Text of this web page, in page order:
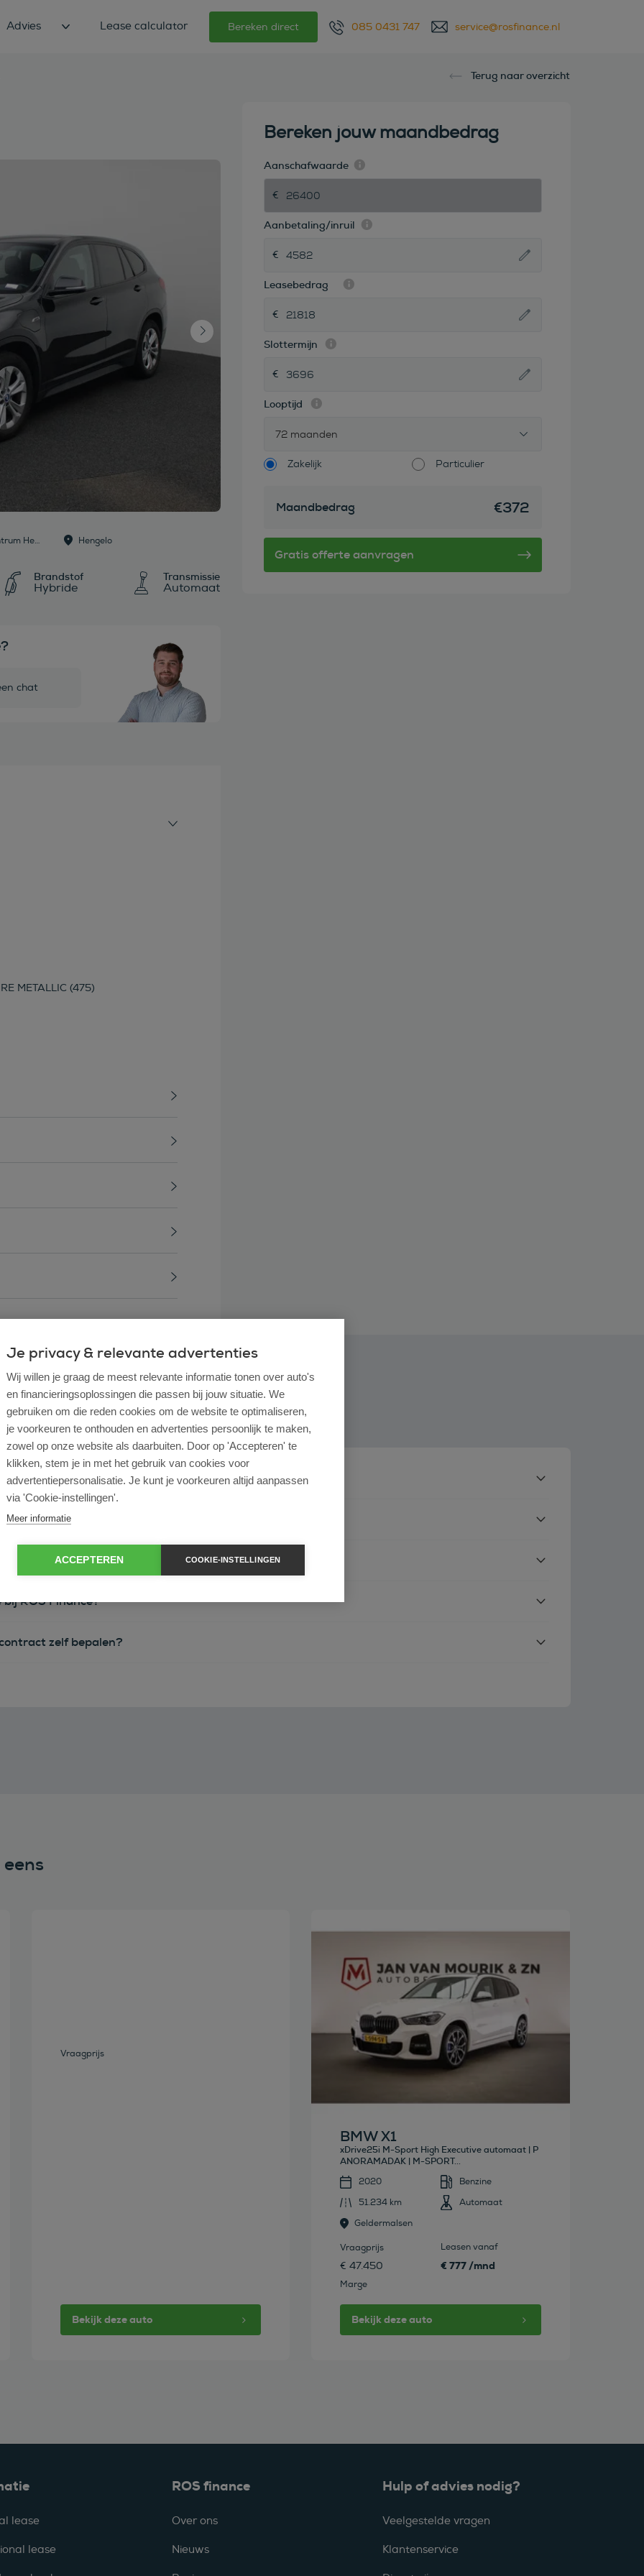
Advies Lease calculator Bereken direct 085 0431 747 service@rosfinance.nl
Terug naar overzicht
Dealer: Mega Occasion centrum Hengelo Hengelo
Brandstof
Hybride
Transmissie
Automaat
chat
METALLIC (475)
Bereken jouw maandbedrag
Aanschafwaarde
Aanbetaling/inruil
Leasebedrag
Slottermijn
Looptijd
72 maanden
Zakelijk Particulier
Maandbedrag €372
ondernemer?
operational lease?
ROS Finance?
zelf bepalen?
Vraagprijs
Bekijk deze auto
Bekijk deze auto
BMW X1
xDrive25i M-Sport High Executive automaat | P
ANORAMADAK | M-SPORT...
2020
Benzine
51.234 km
Automaat
Geldermalsen
Vraagprijs
€ 47.450
Marge
Leasen vanaf
€ 777 /mnd
Bekijk deze auto
lease
lease
ROS finance
Over ons
Nieuws
Hulp of advies nodig?
Veelgestelde vragen
Klantenservice
Je privacy & relevante advertenties
Wij willen je graag de meest relevante informatie tonen over auto's
en financieringsoplossingen die passen bij jouw situatie. We
gebruiken om die reden cookies om de website te optimaliseren,
je voorkeuren te onthouden en advertenties persoonlijk te maken,
zowel op onze website als daarbuiten. Door op 'Accepteren' te
klikken, stem je in met het gebruik van cookies voor
advertentiepersonalisatie. Je kunt je voorkeuren altijd aanpassen
via 'Cookie-instellingen'.
Meer informatie
ACCEPTEREN COOKIE-INSTELLINGEN